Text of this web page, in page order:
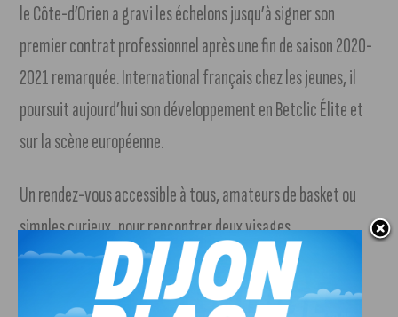
le Côte-d’Orien a gravi les échelons jusqu’à signer son
premier contrat professionnel après une fin de saison 2020-
2021 remarquée. International français chez les jeunes, il
poursuit aujourd’hui son développement en Betclic Élite et
sur la scène européenne.
Un rendez-vous accessible à tous, amateurs de basket ou
simples curieux, pour rencontrer deux visages
emblématiques du sport dijonnais.